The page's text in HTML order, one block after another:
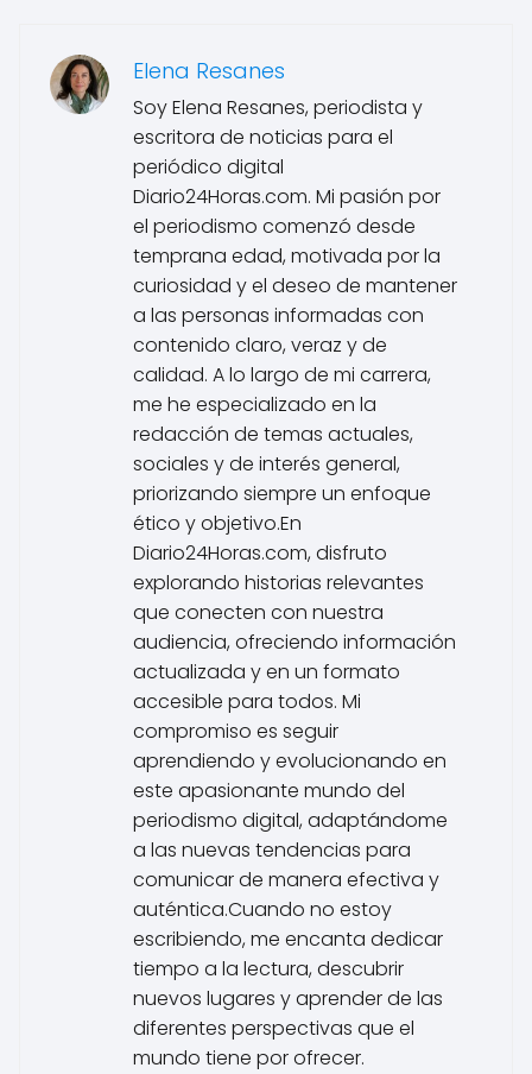
Elena Resanes
Soy Elena Resanes, periodista y
escritora de noticias para el
periódico digital
Diario24Horas.com. Mi pasión por
el periodismo comenzó desde
temprana edad, motivada por la
curiosidad y el deseo de mantener
a las personas informadas con
contenido claro, veraz y de
calidad. A lo largo de mi carrera,
me he especializado en la
redacción de temas actuales,
sociales y de interés general,
priorizando siempre un enfoque
ético y objetivo.En
Diario24Horas.com, disfruto
explorando historias relevantes
que conecten con nuestra
audiencia, ofreciendo información
actualizada y en un formato
accesible para todos. Mi
compromiso es seguir
aprendiendo y evolucionando en
este apasionante mundo del
periodismo digital, adaptándome
a las nuevas tendencias para
comunicar de manera efectiva y
auténtica.Cuando no estoy
escribiendo, me encanta dedicar
tiempo a la lectura, descubrir
nuevos lugares y aprender de las
diferentes perspectivas que el
mundo tiene por ofrecer.